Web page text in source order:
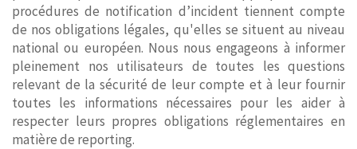
procédures de notification d’incident tiennent compte
de nos obligations légales, qu'elles se situent au niveau
national ou européen. Nous nous engageons à informer
pleinement nos utilisateurs de toutes les questions
relevant de la sécurité de leur compte et à leur fournir
toutes les informations nécessaires pour les aider à
respecter leurs propres obligations réglementaires en
matière de reporting.